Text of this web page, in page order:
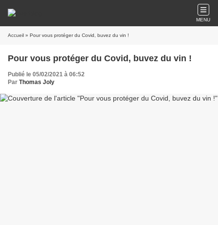
MENU
Accueil » Pour vous protéger du Covid, buvez du vin !
Pour vous protéger du Covid, buvez du vin !
Publié le 05/02/2021 à 06:52
Par Thomas Joly